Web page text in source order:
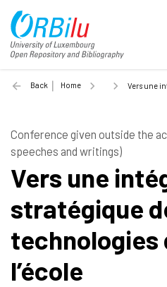
Back Home Vers une intégration
Conference given outside the
speeches and writings)
Vers une
stratégique
technologies
l’école